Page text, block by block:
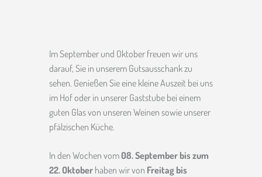
Im September und Oktober freuen wir uns
darauf, Sie in unserem Gutsausschank zu
sehen. Genießen Sie eine kleine Auszeit bei uns
im Hof oder in unserer Gaststube bei einem
guten Glas von unseren Weinen sowie unserer
pfälzischen Küche.
In den Wochen vom08. September bis zum
22. Oktober haben wir von Freitag bis